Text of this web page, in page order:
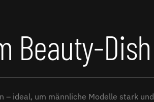
Beauty-Dish
– ideal, um männliche Modelle stark und